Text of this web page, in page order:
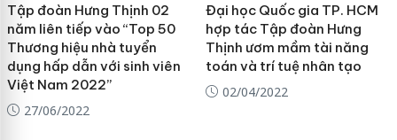
Tập đoàn Hưng Thịnh 02
năm liên tiếp vào “Top 50
Thương hiệu nhà tuyển
dụng hấp dẫn với sinh viên
Việt Nam 2022”
27/06/2022
Đại học Quốc gia TP. HCM
hợp tác Tập đoàn Hưng
Thịnh ươm mầm tài năng
toán và trí tuệ nhân tạo
02/04/2022